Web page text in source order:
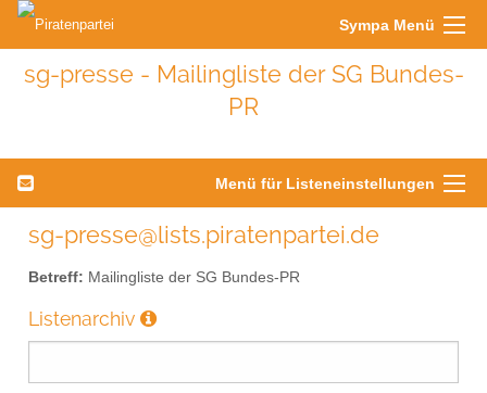
Sympa Menü
sg-presse - Mailingliste der SG Bundes-
PR
Menü für Listeneinstellungen
sg-presse@lists.piratenpartei.de
Betreff: Mailingliste der SG Bundes-PR
Listenarchiv